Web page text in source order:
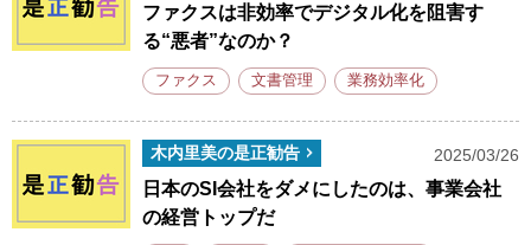
ファクスは非効率でデジタル化を阻害す
る“悪者”なのか？
ファクス 文書管理 業務効率化
木内里美の是正勧告 2025/03/26
日本のSI会社をダメにしたのは、事業会社
の経営トップだ